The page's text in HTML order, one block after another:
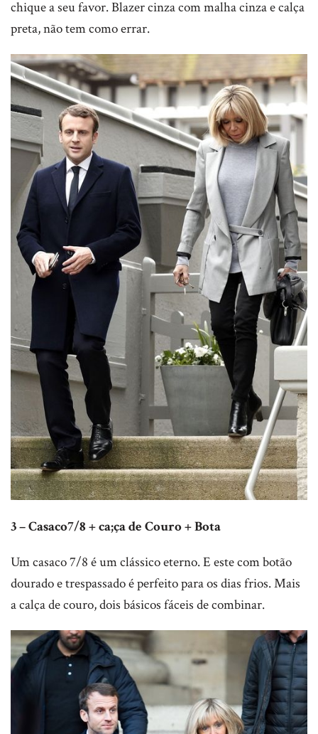
chique a seu favor. Blazer cinza com malha cinza e calça
preta, não tem como errar.
3 – Casaco7/8 + ca;ça de Couro + Bota
Um casaco 7/8 é um clássico eterno. E este com botão
dourado e trespassado é perfeito para os dias frios. Mais
a calça de couro, dois básicos fáceis de combinar.